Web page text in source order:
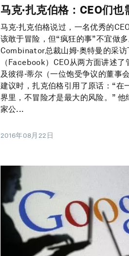
马克·扎克伯格：CEO们也
马克·扎克伯格说过，一名优秀的
该敢于冒险，但“疯狂的事”不宜做
Combinator总裁山姆·奥特曼的采访
（Facebook）CEO从两方面讲述了
及彼得·蒂尔（一位饱受争议的董事
建议时，扎克伯格引用了原话：“在
界里，不冒险才是最大的风险。” 他
家公...
2016年08月22日